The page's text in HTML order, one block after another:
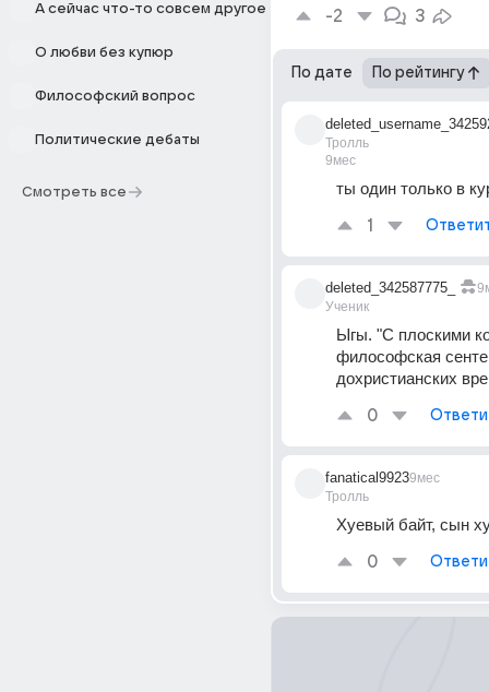
А сейчас что-то совсем другое
О любви без купюр
Философский вопрос
Политические дебаты
Смотреть все
-2 3
По дате По рейтингу
Тролль
9мес
ты один только в
1
deleted_342587775_
Ученик
Ыгы. "С плоскими
философская
дохристианских
0
fanatical9923
Тролль
9мес
Xyевый байт, сын
0